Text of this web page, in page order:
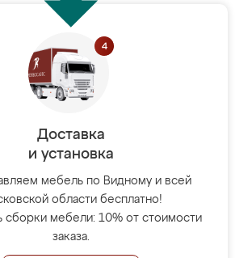
Доставка
и установка
мебель по Видному и всей
области бесплатно!
сборки мебели: 10% от стоимости
заказа.